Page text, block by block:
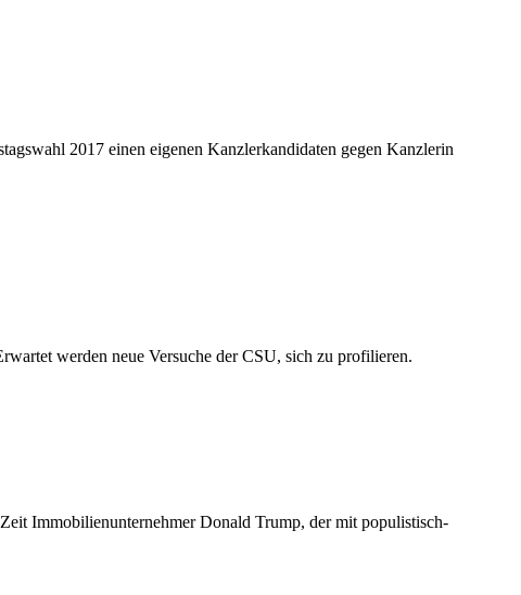
2017 einen eigenen Kanzlerkandidaten gegen Kanzlerin
werden neue Versuche der CSU, sich zu profilieren.
Immobilienunternehmer Donald Trump, der mit populistisch-